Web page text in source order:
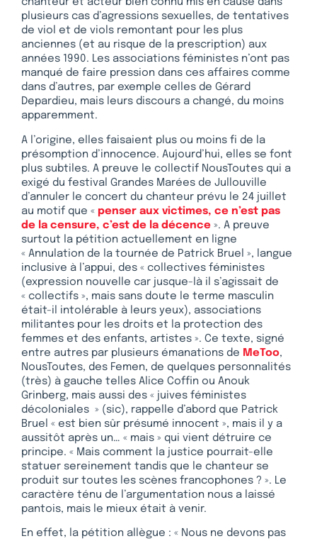
chanteur et acteur bien connu mis en cause dans
plusieurs cas d’agressions sexuelles, de tentatives
de viol et de viols remontant pour les plus
anciennes (et au risque de la prescription) aux
années 1990. Les associations féministes n’ont pas
manqué de faire pression dans ces affaires comme
dans d’autres, par exemple celles de Gérard
Depardieu, mais leurs discours a changé, du moins
apparemment.
A l’origine, elles faisaient plus ou moins fi de la
présomption d’innocence. Aujourd’hui, elles se font
plus subtiles. A preuve le collectif NousToutes qui a
exigé du festival Grandes Marées de Jullouville
d’annuler le concert du chanteur prévu le 24 juillet
au motif que « penser aux victimes, ce n’est pas
de la censure, c’est de la décence ». A preuve
surtout la pétition actuellement en ligne
« Annulation de la tournée de Patrick Bruel », langue
inclusive à l’appui, des « collectives féministes
(expression nouvelle car jusque-là il s’agissait de
« collectifs », mais sans doute le terme masculin
était-il intolérable à leurs yeux), associations
militantes pour les droits et la protection des
femmes et des enfants, artistes ». Ce texte, signé
entre autres par plusieurs émanations de MeToo,
NousToutes, des Femen, de quelques personnalités
(très) à gauche telles Alice Coffin ou Anouk
Grinberg, mais aussi des « juives féministes
décoloniales » (sic), rappelle d’abord que Patrick
Bruel « est bien sûr présumé innocent », mais il y a
aussitôt après un… « mais » qui vient détruire ce
principe. « Mais comment la justice pourrait-elle
statuer sereinement tandis que le chanteur se
produit sur toutes les scènes francophones ? ». Le
caractère ténu de l’argumentation nous a laissé
pantois, mais le mieux était à venir.
En effet, la pétition allègue : « Nous ne devons pas